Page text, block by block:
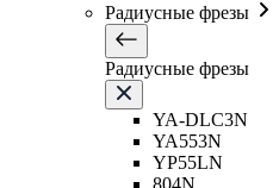
Радиусные фрезы
Радиусные фрезы
YA-DLC3N
YA553N
YP55LN
804N